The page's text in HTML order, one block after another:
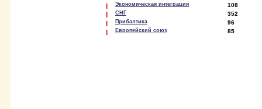
Экономическая интеграция 108
СНГ 352
Прибалтика 96
Европейский союз 85